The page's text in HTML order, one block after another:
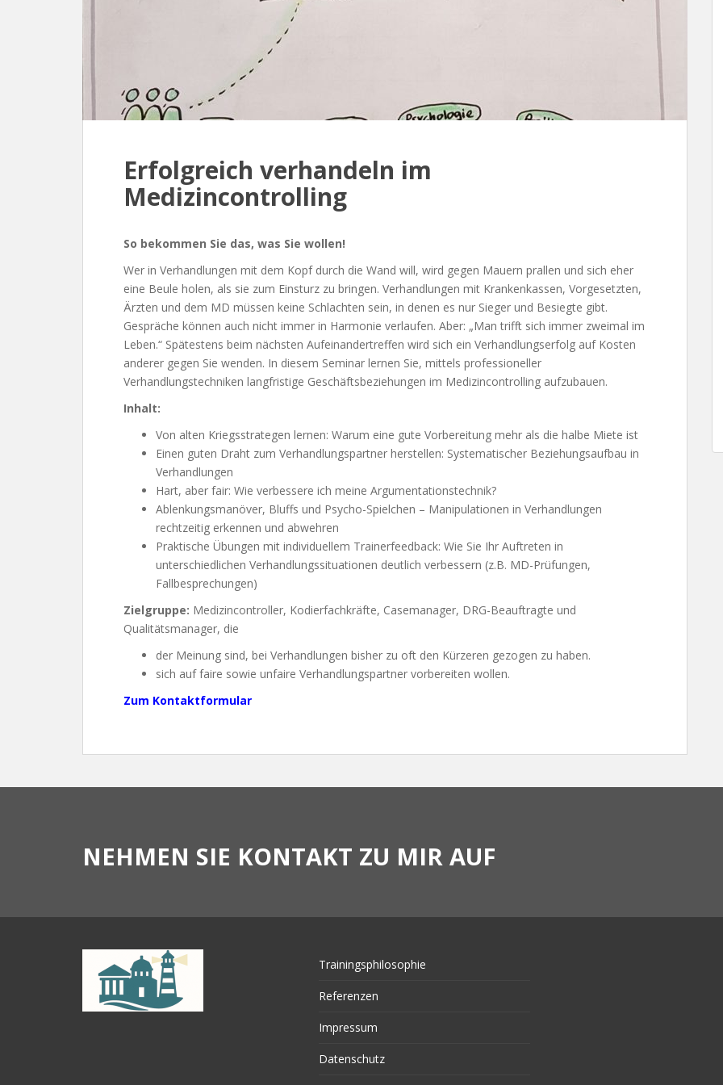
Erfolgreich verhandeln im
Medizincontrolling
So bekommen Sie das, was Sie wollen!
Wer in Verhandlungen mit dem Kopf durch die Wand will, wird gegen Mauern prallen und sich eher
eine Beule holen, als sie zum Einsturz zu bringen. Verhandlungen mit Krankenkassen, Vorgesetzten,
Ärzten und dem MD müssen keine Schlachten sein, in denen es nur Sieger und Besiegte gibt.
Gespräche können auch nicht immer in Harmonie verlaufen. Aber: „Man trifft sich immer zweimal im
Leben.“ Spätestens beim nächsten Aufeinandertreffen wird sich ein Verhandlungserfolg auf Kosten
anderer gegen Sie wenden. In diesem Seminar lernen Sie, mittels professioneller
Verhandlungstechniken langfristige Geschäftsbeziehungen im Medizincontrolling aufzubauen.
Inhalt:
Von alten Kriegsstrategen lernen: Warum eine gute Vorbereitung mehr als die halbe Miete ist
Einen guten Draht zum Verhandlungspartner herstellen: Systematischer Beziehungsaufbau in
Verhandlungen
Hart, aber fair: Wie verbessere ich meine Argumentationstechnik?
Ablenkungsmanöver, Bluffs und Psycho-Spielchen – Manipulationen in Verhandlungen
rechtzeitig erkennen und abwehren
Praktische Übungen mit individuellem Trainerfeedback: Wie Sie Ihr Auftreten in
unterschiedlichen Verhandlungssituationen deutlich verbessern (z.B. MD-Prüfungen,
Fallbesprechungen)
Zielgruppe: Medizincontroller, Kodierfachkräfte, Casemanager, DRG-Beauftragte und
Qualitätsmanager, die
der Meinung sind, bei Verhandlungen bisher zu oft den Kürzeren gezogen zu haben.
sich auf faire sowie unfaire Verhandlungspartner vorbereiten wollen.
Zum Kontaktformular
NEHMEN SIE KONTAKT ZU MIR AUF
Trainingsphilosophie
Referenzen
Impressum
Datenschutz